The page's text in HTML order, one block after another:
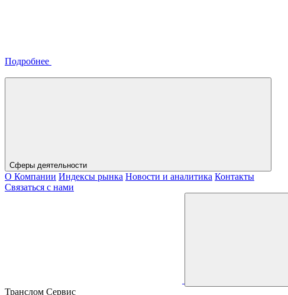
Подробнее
Сферы деятельности
О Компании Индексы рынка Новости и аналитика Контакты
Связаться с нами
Транслом Сервис